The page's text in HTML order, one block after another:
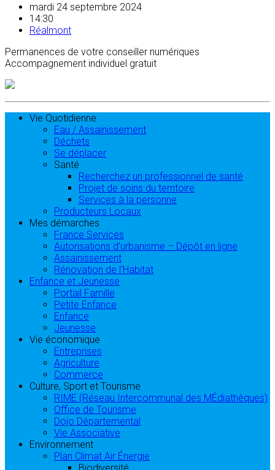
mardi 24 septembre 2024
14:30
Réalmont
Permanences de votre conseiller numériques
Accompagnement individuel gratuit
Vie Quotidienne
Eau / Assainissement
Déchets
Se déplacer
Santé
Recherchez un professionnel de santé
Projet de soins du territoire
Services à la personne
Producteurs Locaux
Mes démarches
France Services
Autorisations d’urbanisme – Dépôt en ligne
Assainissement
Rénovation de l’Habitat
Enfance et Jeunesse
Portail Famille
Petite Enfance
Enfance
Jeunesse
Vie économique
Entreprises
Agriculture
Commerce
Culture, Sport et Tourisme
RIME (Réseau Intercommunal des MÉdiathèques)
Office de Tourisme
Dojo Départemental
Vie Associative
Environnement
Plan Climat Air Énergie